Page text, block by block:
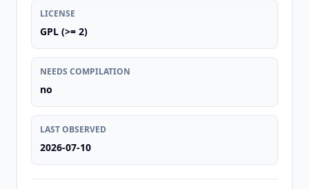
LICENSE
GPL (>= 2)
NEEDS COMPILATION
no
LAST OBSERVED
2026-07-10